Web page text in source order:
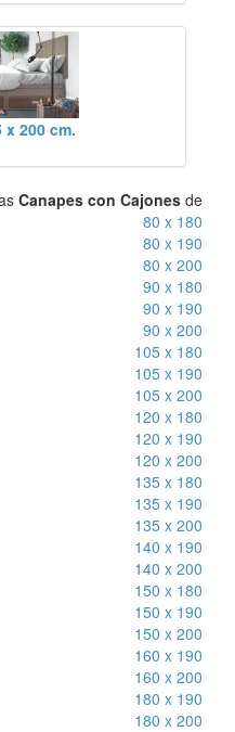
x 200 cm.
Canapes con Cajones de
80 x 180
80 x 190
80 x 200
90 x 180
90 x 190
90 x 200
105 x 180
105 x 190
105 x 200
120 x 180
120 x 190
120 x 200
135 x 180
135 x 190
135 x 200
140 x 190
140 x 200
150 x 180
150 x 190
150 x 200
160 x 190
160 x 200
180 x 190
180 x 200